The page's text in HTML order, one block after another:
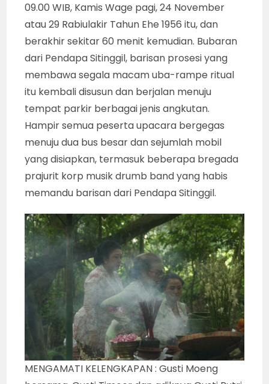
09.00 WIB, Kamis Wage pagi, 24 November
atau 29 Rabiulakir Tahun Ehe 1956 itu, dan
berakhir sekitar 60 menit kemudian. Bubaran
dari Pendapa Sitinggil, barisan prosesi yang
membawa segala macam uba-rampe ritual
itu kembali disusun dan berjalan menuju
tempat parkir berbagai jenis angkutan.
Hampir semua peserta upacara bergegas
menuju dua bus besar dan sejumlah mobil
yang disiapkan, termasuk beberapa bregada
prajurit korp musik drumb band yang habis
memandu barisan dari Pendapa Sitinggil.
MENGAMATI KELENGKAPAN : Gusti Moeng